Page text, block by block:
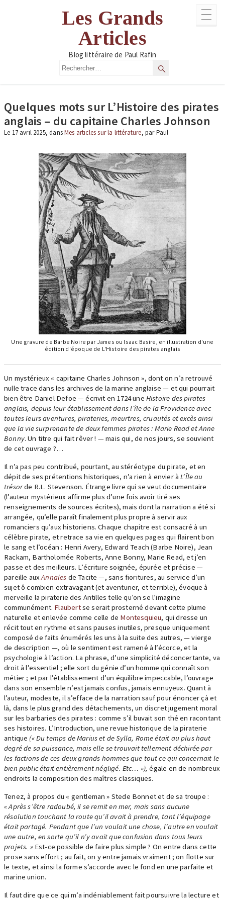
Les Grands
Articles
Blog littéraire de Paul Rafin
Rechercher Rechercher
Quelques mots sur L’Histoire des pirates
anglais – du capitaine Charles Johnson
Le 17 avril 2025, dansMes articles sur la littérature, par Paul
Une gravure de Barbe Noire par James ou Isaac Basire, en illustration d'une
édition d'époque de L'Histoire des pirates anglais
Un mystérieux « capitaine Charles Johnson », dont on n’a retrouvé
nulle trace dans les archives de la marine anglaise — et qui pourrait
bien être Daniel Defoe — écrivit en 1724 une Histoire des pirates
anglais, depuis leur établissement dans l’île de la Providence avec
toutes leurs aventures, pirateries, meurtres, cruautés et excès ainsi
que la vie surprenante de deux femmes pirates : Marie Read et Anne
Bonny. Un titre qui fait rêver ! — mais qui, de nos jours, se souvient
de cet ouvrage ?…
Il n’a pas peu contribué, pourtant, au stéréotype du pirate, et en
dépit de ses prétentions historiques, n’a rien à envier àL’Île au
trésorde R.L. Stevenson. Étrange livre qui se veut documentaire
(l’auteur mystérieux affirme plus d’une fois avoir tiré ses
renseignements de sources écrites), mais dont la narration a été si
arrangée, qu’elle paraît finalement plus propre à servir aux
romanciers qu’aux historiens. Chaque chapitre est consacré à un
célèbre pirate, et retrace sa vie en quelques pages qui flairent bon
le sang et l’océan : Henri Avery, Edward Teach (Barbe Noire), Jean
Rackam, Bartholomée Roberts, Anne Bonny, Marie Read, et j’en
passe et des meilleurs. L’écriture soignée, épurée et précise —
pareille auxAnnales de Tacite —, sans fioritures, au service d’un
sujet ô combien extravagant (et aventurier, et terrible), évoque à
merveille la piraterie des Antilles telle qu’on se l’imagine
communément. Flaubertse serait prosterné devant cette plume
naturelle et enlevée comme celle de Montesquieu, qui dresse un
récit tout en rythme et sans pauses inutiles, presque uniquement
composé de faits énumérés les uns à la suite des autres, — vierge
de description —, où le sentiment est ramené à l’écorce, et la
psychologie à l’action. La phrase, d’une simplicité déconcertante, va
droit à l’essentiel ; elle sort du génie d’un homme qui connaît son
métier ; et par l’établissement d’un équilibre impeccable, l’ouvrage
dans son ensemble n’est jamais confus, jamais ennuyeux. Quant à
l’auteur, modeste, il s’efface de la narration sauf pour énoncer çà et
là, dans le plus grand des détachements, un discret jugement moral
sur les barbaries des pirates : comme s’il buvait son thé en racontant
ses histoires. L’Introduction, une revue historique de la piraterie
antique (« Du temps de Marius et de Sylla, Rome était au plus haut
degré de sa puissance, mais elle se trouvait tellement déchirée par
les factions de ces deux grands hommes que tout ce qui concernait le
bien public était entièrement négligé. Etc… »), égale en de nombreux
endroits la composition des maîtres classiques.
Tenez, à propos du « gentleman » Stede Bonnet et de sa troupe :
« Après s’être radoubé, il se remit en mer, mais sans aucune
résolution touchant la route qu’il avait à prendre, tant l’équipage
était partagé. Pendant que l’un voulait une chose, l’autre en voulait
une autre, en sorte qu’il n’y avait que confusion dans tous leurs
projets. »Est-ce possible de faire plus simple ? On entre dans cette
prose sans effort ; au fait, on y entre jamais vraiment ; on flotte sur
le texte, et ainsi la forme s’accorde avec le fond en une parfaite et
marine union.
Il faut dire que ce qui m’a indéniablement fait poursuivre la lecture et